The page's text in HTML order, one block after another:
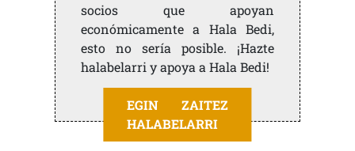
socios que apoyan
económicamente a Hala Bedi,
esto no sería posible. ¡Hazte
halabelarri y apoya a Hala Bedi!
EGIN ZAITEZ
HALABELARRI